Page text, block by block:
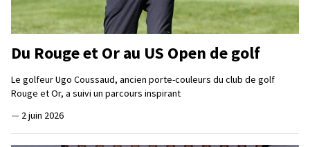
Du Rouge et Or au US Open de golf
Le golfeur Ugo Coussaud, ancien porte-couleurs du club de golf
Rouge et Or, a suivi un parcours inspirant
— 2 juin 2026